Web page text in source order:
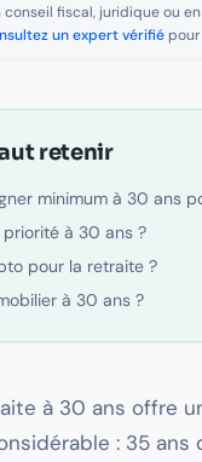
fiscal, juridique ou
un expert vérifié
retenir
minimum à 30 ans
priorité à 30 ans ?
pour la retraite ?
à 30 ans ?
à 30 ans offre
: 35 ans